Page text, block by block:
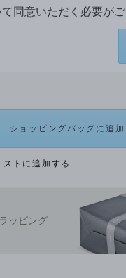
ー（いぶし仕上げ）, ソーダ
ショッピングバッグに追加
ストに追加する
ッピング
同意いただく必要がご